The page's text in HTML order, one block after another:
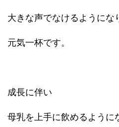
大きな声でなけるようにな
元気一杯です。
成長に伴い
母乳を上手に飲めるように